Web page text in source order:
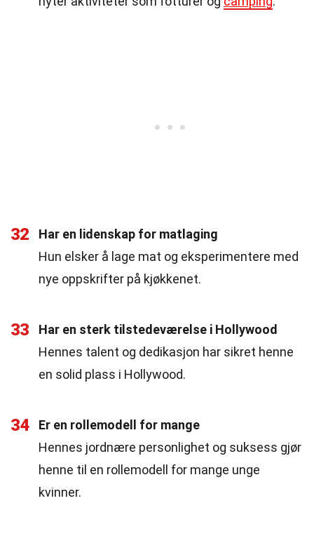
32
Har en lidenskap for matlaging
Hun elsker å lage mat og eksperimentere med
nye oppskrifter på kjøkkenet.
33
Har en sterk tilstedeværelse i Hollywood
Hennes talent og dedikasjon har sikret henne
en solid plass i Hollywood.
34
Er en rollemodell for mange
Hennes jordnære personlighet og suksess gjør
henne til en rollemodell for mange unge
kvinner.